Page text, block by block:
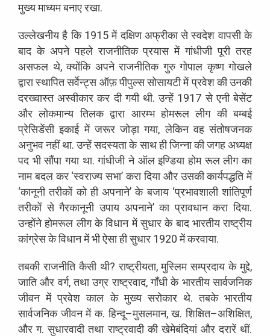
मुख्यमाध्यमबनाएरखा.
उल्लेखनीय है कि1915में दक्षिण अफ्रीका से स्वदेश वापसी के
बाद के अपने पहले राजनीतिक प्रयास में गांधीजी पूरी तरह
असफल थे,क्योंकि अपने राजनीतिक गुरु गोपाल कृष्ण गोखले
द्वारा स्थापित सर्वेन्ट्स ऑफ़ पीपुल्स सोसायटी में प्रवेश की उनकी
दरख्वास्त अस्वीकार कर दी गयी थी.उन्हें 1917से एनी बेसेंट
और लोकमान्य तिलक द्वारा आरम्भ होमरूल लीग की बम्बई
प्रेसिडेंसी इकाई में जरूर जोड़ा गया,लेकिन वह संतोषजनक
अनुभवनहींथा.उन्हें सदस्यताकेसाथहीजिन्नाकीजगहअध्यक्ष
पद भी सौंपा गया था.गांधीजी ने ऑल इण्डिया होम रूल लीग का
नाम बदल कर ‘स्वराज्य सभा’ करा दिया और उसकी कार्यपद्धति में
‘कानूनी तरीकों को ही अपनाने’ के बजाय ‘प्रभावशाली शांतिपूर्ण
तरीकों से गैरकानूनी उपाय अपनाने’ का प्रावधान करा दिया.
उन्होंने होमरूल लीग के विधान में सुधार के बाद भारतीय राष्ट्रीय
कांग्रेसकेविधानमेंभीऐसाहीसुधार 1920मेंकरवाया.
तबकी राजनीति कैसी थी?राष्ट्रीयता,मुस्लिम सम्प्रदाय के मुद्दे,
जाति और वर्ग,तथा उग्र राष्ट्रवाद,गाँधी के भारतीय सार्वजनिक
जीवन में प्रवेश काल के मुख्य सरोकार थे.तबके भारतीय
सार्वजनिक जीवन में क.हिन्दू–मुसलमान,ख.शिक्षित–अशिक्षित,
और ग.सुधारवादी तथा राष्ट्रवादी की खेमेबंदियां और दरारें थीं.